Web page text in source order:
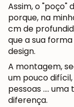
Assim, o "poço"
porque, na
cm de
que a sua
design.
A montagem,
um pouco
pessoas ....
diferença.